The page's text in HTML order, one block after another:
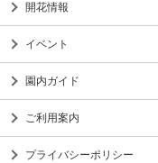
開花情報
イベント
園内ガイド
ご利用案内
プライバシーポリシー